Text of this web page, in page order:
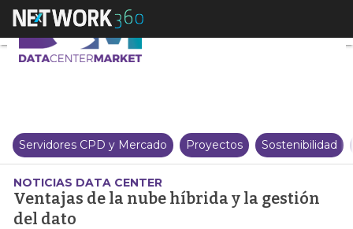
Ventajas de la nube híbrida y
Servidores CPD y Mercado Proyectos Sostenibilidad
NOTICIAS DATA CENTER
Ventajas de la nube híbrida y la gestión
del dato